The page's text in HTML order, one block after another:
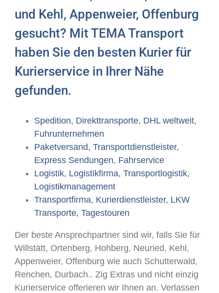
und Kehl, Appenweier, Offenburg
gesucht? Mit TEMA Transport
haben Sie den besten Kurier für
Kurierservice in Ihrer Nähe
gefunden.
Spedition, Direkttransporte, DHL weltweit,
Fuhrunternehmen
Paketversand, Transportdienstleister,
Express Sendungen, Fahrservice
Logistik, Logistikfirma, Transportlogistik,
Logistikmanagement
Transportfirma, Kurierdienstleister, LKW
Transporte, Tagestouren
Der beste Ansprechpartner sind wir, falls Sie für
Willstätt, Ortenberg, Hohberg, Neuried, Kehl,
Appenweier, Offenburg wie auch Schutterwald,
Renchen, Durbach.. Zig Extras und nicht einzig
Kurierservice offerieren wir Ihnen an. Verlassen